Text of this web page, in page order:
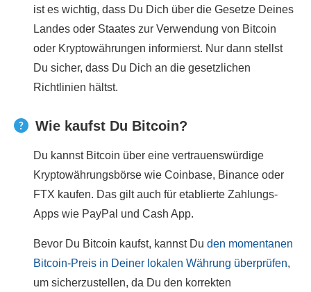
ist es wichtig, dass Du Dich über die Gesetze Deines
Landes oder Staates zur Verwendung von Bitcoin
oder Kryptowährungen informierst. Nur dann stellst
Du sicher, dass Du Dich an die gesetzlichen
Richtlinien hältst.
Wie kaufst Du Bitcoin?
Du kannst Bitcoin über eine vertrauenswürdige
Kryptowährungsbörse wie Coinbase, Binance oder
FTX kaufen. Das gilt auch für etablierte Zahlungs-
Apps wie PayPal und Cash App.
Bevor Du Bitcoin kaufst, kannst Du den momentanen
Bitcoin-Preis in Deiner lokalen Währung überprüfen,
um sicherzustellen, da Du den korrekten